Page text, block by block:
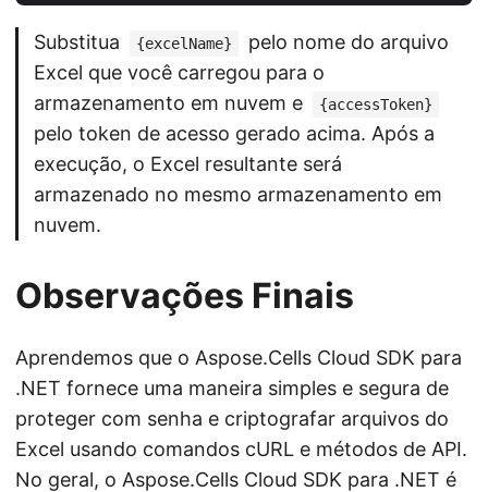
Substitua {excelName}
pelo nome do arquivo
Excel que você carregou para o
armazenamento em nuvem e
{accessToken}
pelo token de acesso gerado acima. Após a
execução, o Excel resultante será
armazenado no mesmo armazenamento em
nuvem.
Observações Finais
Aprendemos que o Aspose.Cells Cloud SDK para
.NET fornece uma maneira simples e segura de
proteger com senha e criptografar arquivos do
Excel usando comandos cURL e métodos de API.
No geral, o Aspose.Cells Cloud SDK para .NET é